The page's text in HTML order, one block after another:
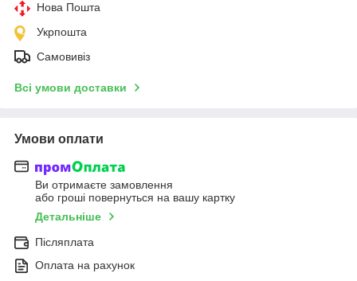
Нова Пошта
Укрпошта
Самовивіз
Всі умови доставки
Умови оплати
Ви отримаєте замовлення
або гроші повернуться на вашу картку
Детальніше
Післяплата
Оплата на рахунок